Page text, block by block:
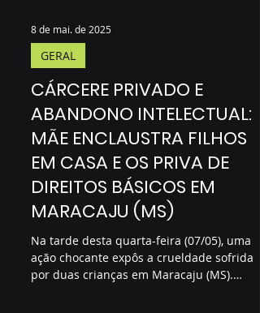
8 de mai. de 2025
GERAL
CÁRCERE PRIVADO E
ABANDONO INTELECTUAL:
MÃE ENCLAUSTRA FILHOS
EM CASA E OS PRIVA DE
DIREITOS BÁSICOS EM
MARACAJU (MS)